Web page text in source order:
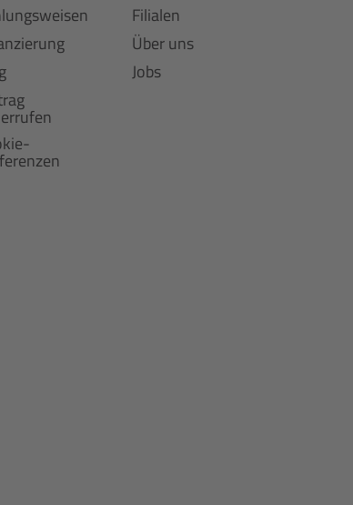
Filialen
Über uns
Jobs